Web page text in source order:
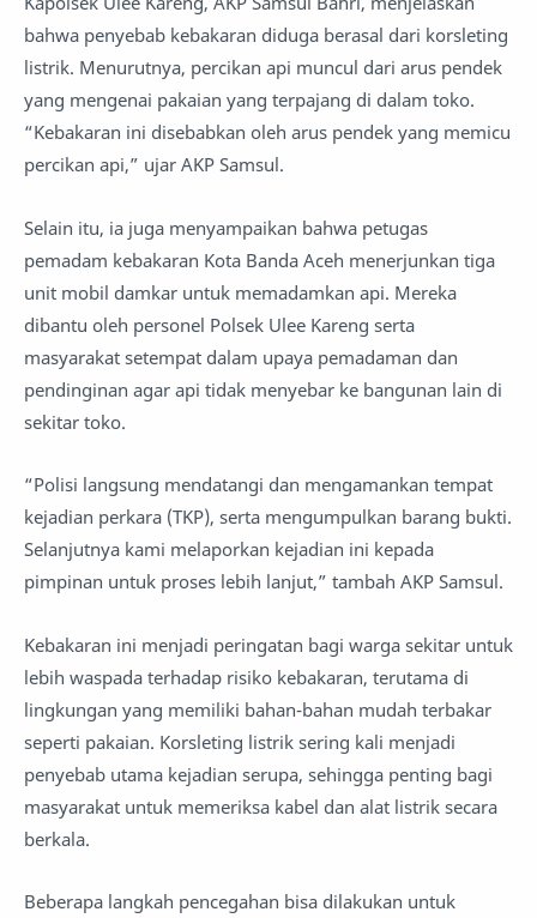
bahwa penyebab kebakaran diduga berasal dari korsleting
listrik. Menurutnya, percikan api muncul dari arus pendek
yang mengenai pakaian yang terpajang di dalam toko.
“Kebakaran ini disebabkan oleh arus pendek yang memicu
percikan api,” ujar AKP Samsul.
Selain itu, ia juga menyampaikan bahwa petugas
pemadam kebakaran Kota Banda Aceh menerjunkan tiga
unit mobil damkar untuk memadamkan api. Mereka
dibantu oleh personel Polsek Ulee Kareng serta
masyarakat setempat dalam upaya pemadaman dan
pendinginan agar api tidak menyebar ke bangunan lain di
sekitar toko.
“Polisi langsung mendatangi dan mengamankan tempat
kejadian perkara (TKP), serta mengumpulkan barang bukti.
Selanjutnya kami melaporkan kejadian ini kepada
pimpinan untuk proses lebih lanjut,” tambah AKP Samsul.
Kebakaran ini menjadi peringatan bagi warga sekitar untuk
lebih waspada terhadap risiko kebakaran, terutama di
lingkungan yang memiliki bahan-bahan mudah terbakar
seperti pakaian. Korsleting listrik sering kali menjadi
penyebab utama kejadian serupa, sehingga penting bagi
masyarakat untuk memeriksa kabel dan alat listrik secara
berkala.
Beberapa langkah pencegahan bisa dilakukan untuk